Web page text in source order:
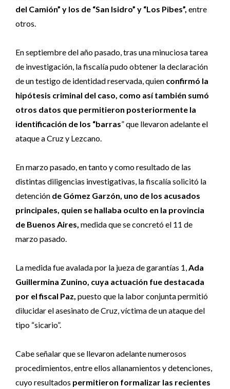
del Camión” y los de “San Isidro” y “Los Pibes”, entre
otros.
En septiembre del año pasado, tras una minuciosa tarea
de investigación, la fiscalía pudo obtener la declaración
de un testigo de identidad reservada, quien confirmó la
hipótesis criminal del caso, como así también sumó
otros datos que permitieron posteriormente la
identificación de los “barras” que llevaron adelante el
ataque a Cruz y Lezcano.
En marzo pasado, en tanto y como resultado de las
distintas diligencias investigativas, la fiscalía solicitó la
detención de Gómez Garzón, uno de los acusados
principales, quien se hallaba oculto en la provincia
de Buenos Aires, medida que se concretó el 11 de
marzo pasado.
La medida fue avalada por la jueza de garantías 1,Ada
Guillermina Zunino, cuya actuación fue destacada
por el fiscal Paz, puesto que la labor conjunta permitió
dilucidar el asesinato de Cruz, víctima de un ataque del
tipo “sicario”.
Cabe señalar que se llevaron adelante numerosos
procedimientos, entre ellos allanamientos y detenciones,
cuyo resultados permitieron formalizar las recientes